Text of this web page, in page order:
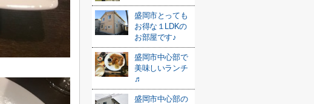
盛岡市とっても
お得な１LDKの
お部屋です♪
盛岡市中心部で
美味しいランチ
♬
盛岡市中心部の